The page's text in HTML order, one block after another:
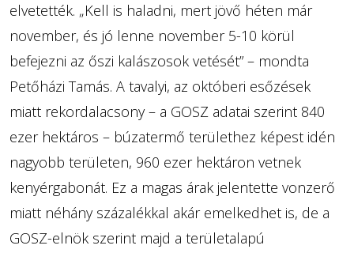
elvetették. „Kell is haladni, mert jövő héten már
november, és jó lenne november 5-10 körül
befejezni az őszi kalászosok vetését” – mondta
Petőházi Tamás. A tavalyi, az októberi esőzések
miatt rekordalacsony – a GOSZ adatai szerint 840
ezer hektáros – búzatermő területhez képest idén
nagyobb területen, 960 ezer hektáron vetnek
kenyérgabonát. Ez a magas árak jelentette vonzerő
miatt néhány százalékkal akár emelkedhet is, de a
GOSZ-elnök szerint majd a területalapú